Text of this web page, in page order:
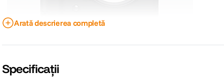
Arată descrierea completă
Specificații